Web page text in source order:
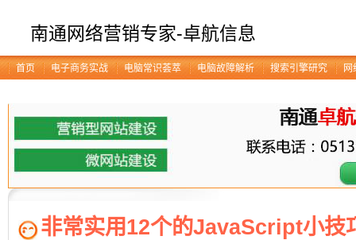
南通网络营销专家-卓航信息
首页 电子商务实战 电脑常识荟萃 电脑故障解析 搜索引擎研究 网
非常实用12个的JavaScript小技